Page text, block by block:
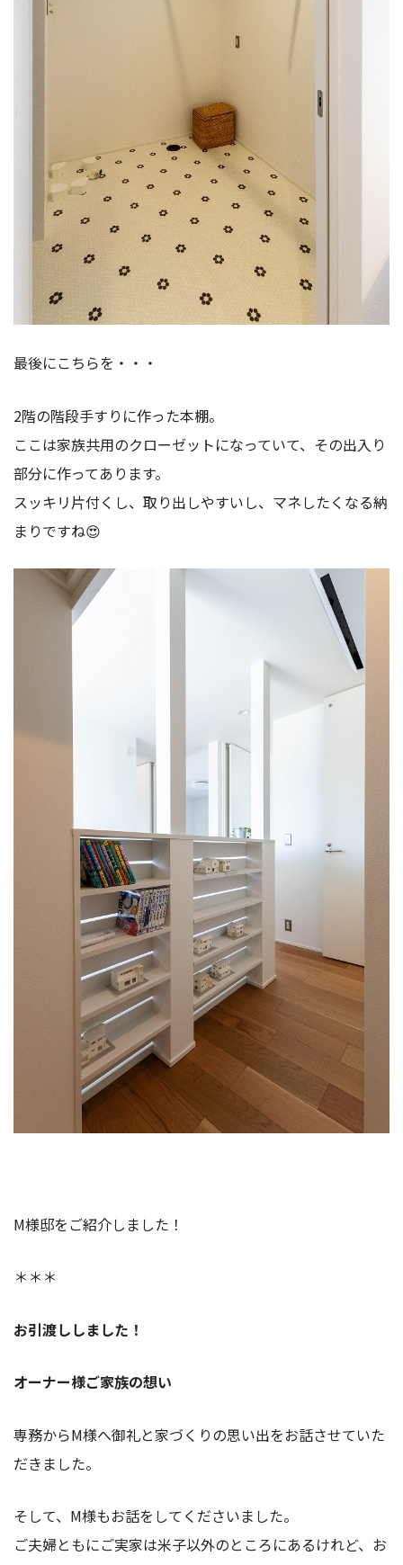
最後にこちらを・・・
2階の階段手すりに作った本棚。
ここは家族共用のクローゼットになっていて、その出入り
部分に作ってあります。
スッキリ片付くし、取り出しやすいし、マネしたくなる納
まりですね😍
M様邸をご紹介しました！
＊＊＊
お引渡ししました！
オーナー様ご家族の想い
専務からM様へ御礼と家づくりの思い出をお話させていた
だきました。
そして、M様もお話をしてくださいました。
ご夫婦ともにご実家は米子以外のところにあるけれど、お